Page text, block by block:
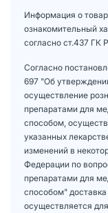
Информация о
ознакомительный
согласно ст.437 ГК
Согласно
697 "Об
осуществление
препаратами для
способом,
указанных
изменений в
Федерации по
препаратами для
способом"
осуществляется